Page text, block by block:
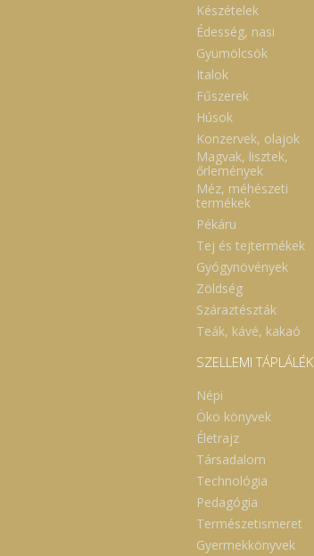
Készételek
Édesség, nasi
Gyümölcsök
Italok
Fűszerek
Húsok
Konzervek, olajok
Magvak, lisztek,
őrlemények
Méz, méhészeti
termékek
Pékáru
Tej és tejtermékek
Gyógynövények
Zöldség
Száraztészták
Teák, kávé, kakaó
SZELLEMI TÁPLÁLÉK
Népi
Öko könyvek
Életrajz
Társadalom
Technológia
Pedagógia
Természetismeret
Gyermekkönyvek